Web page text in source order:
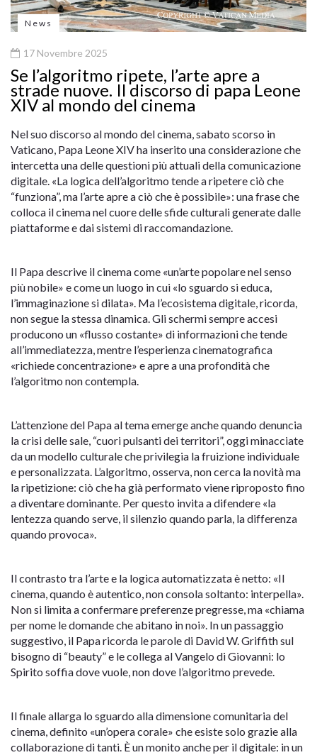
News
17 Novembre 2025
Se l’algoritmo ripete, l’arte apre a
strade nuove. Il discorso di papa Leone
XIV al mondo del cinema
Nel suo discorso al mondo del cinema, sabato scorso in
Vaticano, Papa Leone XIV ha inserito una considerazione che
intercetta una delle questioni più attuali della comunicazione
digitale. «La logica dell’algoritmo tende a ripetere ciò che
“funziona”, ma l’arte apre a ciò che è possibile»: una frase che
colloca il cinema nel cuore delle sfide culturali generate dalle
piattaforme e dai sistemi di raccomandazione.
Il Papa descrive il cinema come «un’arte popolare nel senso
più nobile» e come un luogo in cui «lo sguardo si educa,
l’immaginazione si dilata». Ma l’ecosistema digitale, ricorda,
non segue la stessa dinamica. Gli schermi sempre accesi
producono un «flusso costante» di informazioni che tende
all’immediatezza, mentre l’esperienza cinematografica
«richiede concentrazione» e apre a una profondità che
l’algoritmo non contempla.
L’attenzione del Papa al tema emerge anche quando denuncia
la crisi delle sale, “cuori pulsanti dei territori”, oggi minacciate
da un modello culturale che privilegia la fruizione individuale
e personalizzata. L’algoritmo, osserva, non cerca la novità ma
la ripetizione: ciò che ha già performato viene riproposto fino
a diventare dominante. Per questo invita a difendere «la
lentezza quando serve, il silenzio quando parla, la differenza
quando provoca».
Il contrasto tra l’arte e la logica automatizzata è netto: «Il
cinema, quando è autentico, non consola soltanto: interpella».
Non si limita a confermare preferenze pregresse, ma «chiama
per nome le domande che abitano in noi». In un passaggio
suggestivo, il Papa ricorda le parole di David W. Griffith sul
bisogno di “beauty” e le collega al Vangelo di Giovanni: lo
Spirito soffia dove vuole, non dove l’algoritmo prevede.
Il finale allarga lo sguardo alla dimensione comunitaria del
cinema, definito «un’opera corale» che esiste solo grazie alla
collaborazione di tanti. È un monito anche per il digitale: in un